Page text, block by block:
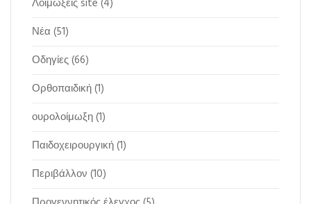
Λοιμώξεις site (4)
Νέα (51)
Οδηγίες(66)
Ορθοπαιδική(1)
ουρολοίμωξη(1)
Παιδοχειρουργική(1)
Περιβάλλον (10)